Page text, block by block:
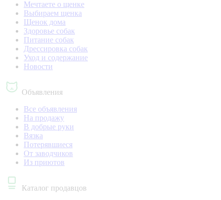
Мечтаете о щенке
Выбираем щенка
Щенок дома
Здоровье собак
Питание собак
Дрессировка собак
Уход и содержание
Новости
Объявления
Все объявления
На продажу
В добрые руки
Вязка
Потерявшиеся
От заводчиков
Из приютов
Каталог продавцов